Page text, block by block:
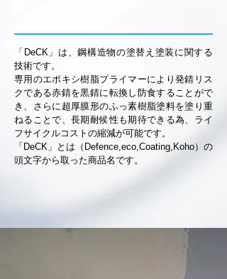
「DeCK」は、鋼構造物の塗替え塗装に関する
技術です。
専用のエポキシ樹脂プライマーにより発錆リス
クである赤錆を黒錆に転換し防食することがで
き、さらに超厚膜形のふっ素樹脂塗料を塗り重
ねることで、長期耐候性も期待できる為、ライ
フサイクルコストの縮減が可能です。
「DeCK」とは（Defence,eco,Coating,Koho）の
頭文字から取った商品名です。